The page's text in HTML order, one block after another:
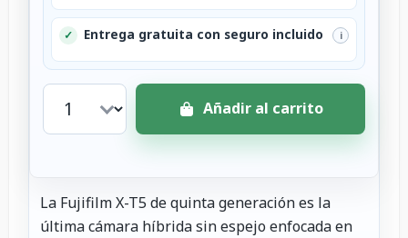
✓ Entrega gratuita con seguro incluido i
Añadir al carrito
La Fujifilm X-T5 de quinta generación es la
última cámara híbrida sin espejo enfocada en